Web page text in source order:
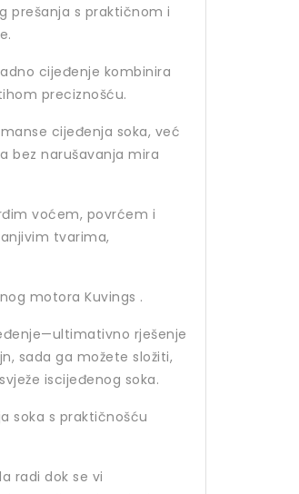
prešanja s praktičnom i
cijeđenje kombinira
preciznošću.
cijeđenja soka, već
bez narušavanja mira
voćem, povrćem i
tvarima,
motora Kuvings .
rješenje
sada ga možete složiti,
iscijeđenog soka.
soka s praktičnošću
radi dok se vi